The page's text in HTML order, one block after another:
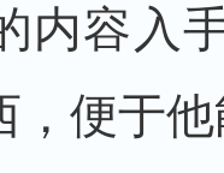
内容入
，便于